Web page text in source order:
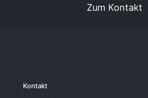
Zum Kontakt
Kontakt